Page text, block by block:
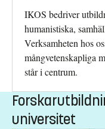
IKOS bedriver
humanistiska,
Verksamheten hos
mångvetenskapliga
står i centrum.
universitet